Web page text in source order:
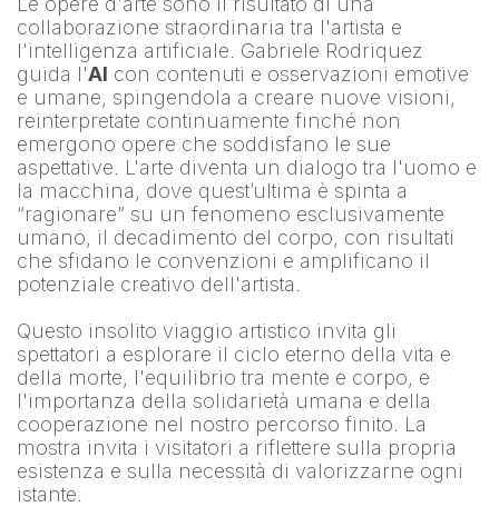
collaborazione straordinaria tra l'artista e
l'intelligenza artificiale. Gabriele Rodriquez
guida l'AI con contenuti e osservazioni emotive
e umane, spingendola a creare nuove visioni,
reinterpretate continuamente finché non
emergono opere che soddisfano le sue
aspettative. L'arte diventa un dialogo tra l'uomo e
la macchina, dove quest’ultima è spinta a
“ragionare” su un fenomeno esclusivamente
umano, il decadimento del corpo, con risultati
che sfidano le convenzioni e amplificano il
potenziale creativo dell'artista.
Questo insolito viaggio artistico invita gli
spettatori a esplorare il ciclo eterno della vita e
della morte, l'equilibrio tra mente e corpo, e
l'importanza della solidarietà umana e della
cooperazione nel nostro percorso finito. La
mostra invita i visitatori a riflettere sulla propria
esistenza e sulla necessità di valorizzarne ogni
istante.